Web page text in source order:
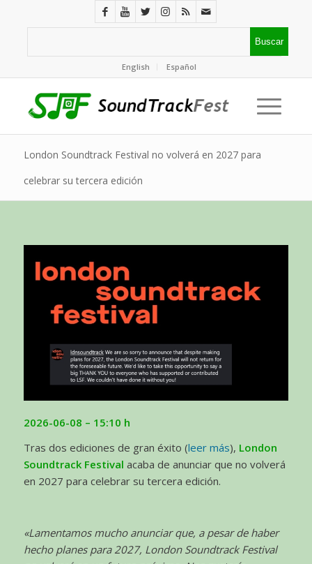
English Español
London Soundtrack Festival no volverá en 2027 para
celebrar su tercera edición
2026-06-08 – 15:10 h
Tras dos ediciones de gran éxito (leer más), London
Soundtrack Festival acaba de anunciar que no volverá
en 2027 para celebrar su tercera edición.
«Lamentamos mucho anunciar que, a pesar de haber
hecho planes para 2027, London Soundtrack Festival